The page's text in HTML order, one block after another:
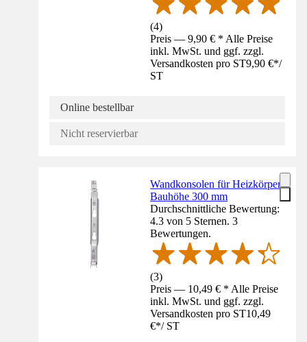
(4)
Preis — 9,90 € * Alle Preise
inkl. MwSt. und ggf. zzgl.
Versandkosten pro ST9,90 €*/
ST
Online bestellbar
Nicht reservierbar
Wandkonsolen für Heizkörper
Bauhöhe 300 mm
Durchschnittliche Bewertung:
4.3 von 5 Sternen. 3
Bewertungen.
(3)
Preis — 10,49 € * Alle Preise
inkl. MwSt. und ggf. zzgl.
Versandkosten pro ST10,49
€*/ ST